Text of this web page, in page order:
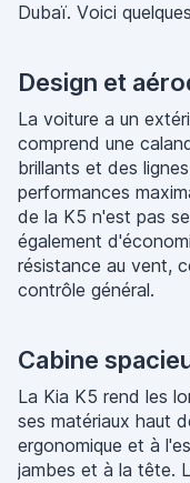
Dubaï. Voici
Design et
La voiture a un
comprend une
brillants et des
performances
de la K5 n'est pas
également
résistance au vent,
contrôle général.
Cabine
La Kia K5 rend les
ses matériaux haut
ergonomique et à
jambes et à la tête.